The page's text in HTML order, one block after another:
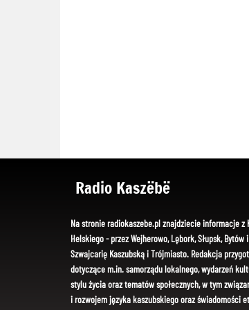
Radio Kaszëbë
Na stronie radiokaszebe.pl znajdziecie informacje z
Helskiego - przez Wejherowo, Lębork, Słupsk, Bytów
Szwajcarię Kaszubską i Trójmiasto. Redakcja
dotyczące m.in. samorządu lokalnego, wydarzeń
stylu życia oraz tematów społecznych, w tym
i rozwojem języka kaszubskiego oraz świadomości